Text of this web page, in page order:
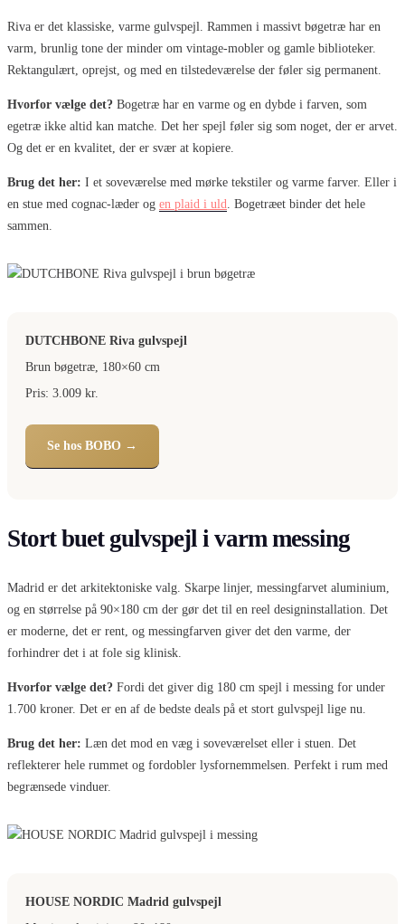
Riva er det klassiske, varme gulvspejl. Rammen i massivt bøgetræ har en
varm, brunlig tone der minder om vintage-mobler og gamle biblioteker.
Rektangulært, oprejst, og med en tilstedeværelse der føler sig permanent.
Hvorfor vælge det? Bogetræ har en varme og en dybde i farven, som
egetræ ikke altid kan matche. Det her spejl føler sig som noget, der er arvet.
Og det er en kvalitet, der er svær at kopiere.
Brug det her: I et soveværelse med mørke tekstiler og varme farver. Eller i
en stue med cognac-læder og en plaid i uld
. Bogetræet binder det hele
sammen.
DUTCHBONE Riva gulvspejl
Brun bøgetræ, 180×60 cm
Pris: 3.009 kr.
Se hos BOBO →
Stort buet gulvspejl i varm messing
Madrid er det arkitektoniske valg. Skarpe linjer, messingfarvet aluminium,
og en størrelse på 90×180 cm der gør det til en reel designinstallation. Det
er moderne, det er rent, og messingfarven giver det den varme, der
forhindrer det i at fole sig klinisk.
Hvorfor vælge det? Fordi det giver dig 180 cm spejl i messing for under
1.700 kroner. Det er en af de bedste deals på et stort gulvspejl lige nu.
Brug det her: Læn det mod en væg i soveværelset eller i stuen. Det
reflekterer hele rummet og fordobler lysfornemmelsen. Perfekt i rum med
begrænsede vinduer.
HOUSE NORDIC Madrid gulvspejl